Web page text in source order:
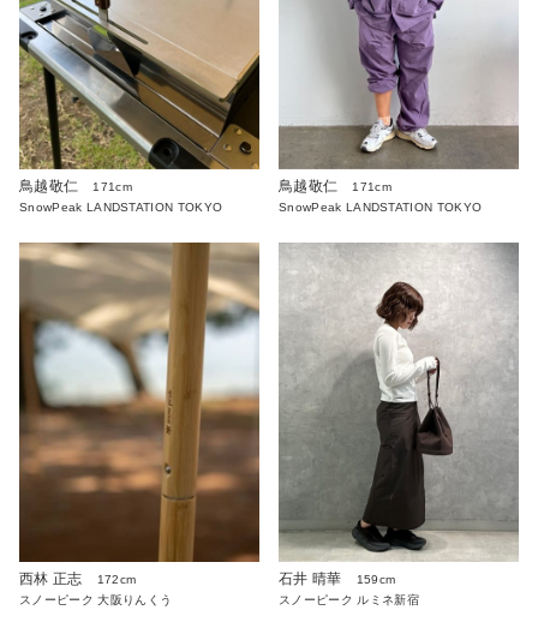
鳥越敬仁
171cm
SnowPeak LANDSTATION TOKYO
鳥越敬仁
171cm
SnowPeak LANDSTATION TOKYO
西林 正志
172cm
スノーピーク 大阪りんくう
石井 晴華
159cm
スノーピーク ルミネ新宿